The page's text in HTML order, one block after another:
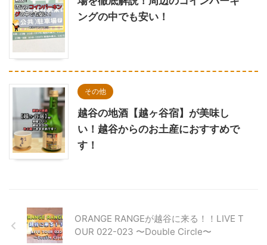
ングの中でも安い！
その他
越谷の地酒【越ヶ谷宿】が美味し
い！越谷からのお土産におすすめで
す！
ORANGE RANGEが越谷に来る！！LIVE T
OUR 022-023 〜Double Circle〜